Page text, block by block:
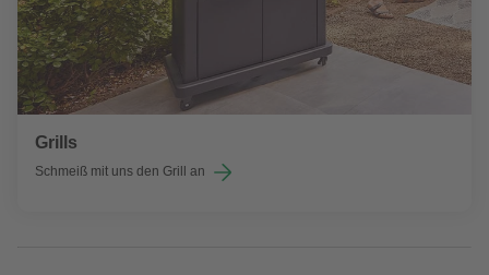
Grills
Schmeiß mit uns den Grill an